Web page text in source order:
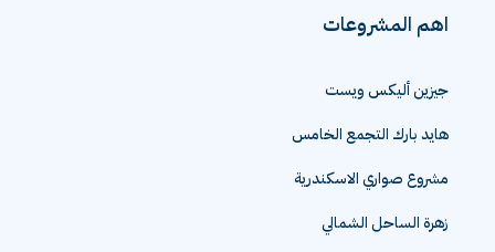
اهم المشروعات
جيزين أليكس ويست
هايد بارك التجمع الخامس
مشروع صواري الاسكندرية
زهرة الساحل الشمالي